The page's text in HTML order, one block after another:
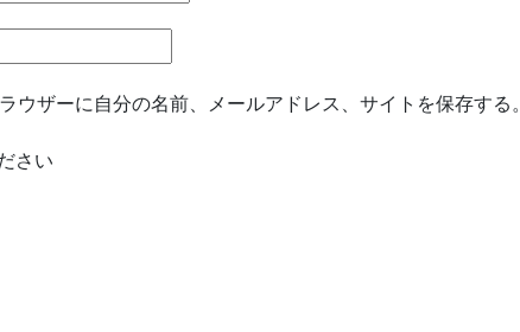
ウザーに自分の名前、メールアドレス、サイトを保存する。
さい